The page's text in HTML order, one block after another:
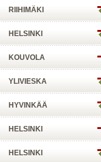
RIIHIMÄKI
HELSINKI
KOUVOLA
YLIVIESKA
HYVINKÄÄ
HELSINKI
HELSINKI